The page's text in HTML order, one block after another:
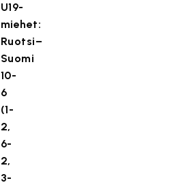
U19-
miehet:
Ruotsi–
Suomi
10-
6
(1-
2,
6-
2,
3-